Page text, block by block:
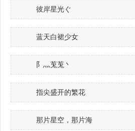
彼岸星光ぐ
蓝天白裙少女
阝灬莵莵丶
指尖盛开的繁花
那片星空，那片海